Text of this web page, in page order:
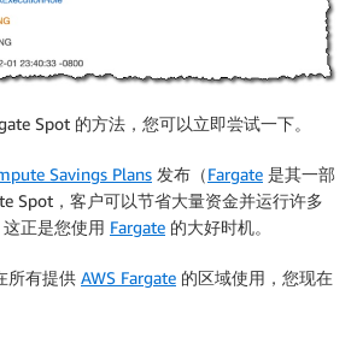
Spot 的方法，您可以立即尝试一下。
Savings Plans 发布（Fargate 是其一部
Spot ，客户可以节省大量资金并运行许多
正是您使用 Fargate 的大好时机。
所有提供 AWS Fargate 的区域使用，您现在